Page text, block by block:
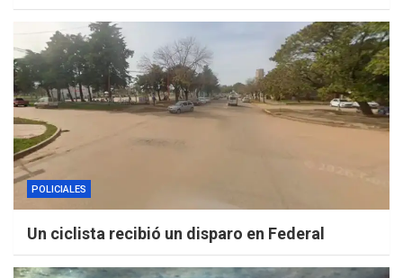
POLICIALES
Un ciclista recibió un disparo en Federal